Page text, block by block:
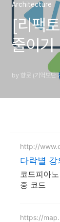
Architecture
[리팩
줄이기
by 향로 (기억보단
http://
다락별
코드피아
중 코드
https://